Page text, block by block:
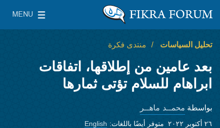
معهد واشنطن لسياسات الشرق الأدنى
MENU
Main Menu
تحليل السياسات منتدى فكرة
بعد عامين من إطلاقها، اتفاقات
ابراهام للسلام تؤتى ثمارها
بواسطة محمــد ماهــر
٢٦ أكتوبر ٢٠٢٢ متوفر أيضًا باللغات: English